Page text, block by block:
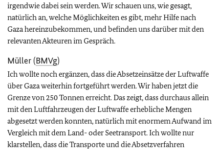
irgendwie dabei sein werden. Wir schauen uns, wie gesagt,
natürlich an, welche Möglichkeiten es gibt, mehr Hilfe nach
Gaza hereinzubekommen, und befinden uns darüber mit den
relevanten Akteuren im Gespräch.
Müller (BMVg)
Ich wollte noch ergänzen, dass die Absetzeinsätze der Luftwaffe
über Gaza weiterhin fortgeführt werden. Wir haben jetzt die
Grenze von 250 Tonnen erreicht. Das zeigt, dass durchaus allein
mit den Luftfahrzeugen der Luftwaffe erhebliche Mengen
abgesetzt werden konnten, natürlich mit enormem Aufwand im
Vergleich mit dem Land- oder Seetransport. Ich wollte nur
klarstellen, dass die Transporte und die Absetzverfahren